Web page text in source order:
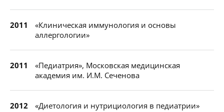
2011
«Клиническая иммунология и основы
аллергологии»
2011
«Педиатрия», Московская медицинская
академия им. И.М. Сеченова
2012 «Диетология и нутрициология в педиатрии»